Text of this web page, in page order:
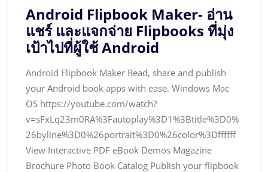
Android Flipbook Maker- อ่าน
แชร์ และแจกจ่าย Flipbooks ที่มุ่ง
เป้าไปที่ผู้ใช้ Android
Android Flipbook Maker Read, share and publish
your Android book apps with ease. Windows Mac
OS https://youtube.com/watch?
v=sFxLq23m0RA%3Fautoplay%3D1%3Btitle%3D0%
26byline%3D0%26portrait%3D0%26color%3Dffffff
View Interactive PDF eBook Demos Magazine
Brochure Photo Book Catalog Publish your flipbook